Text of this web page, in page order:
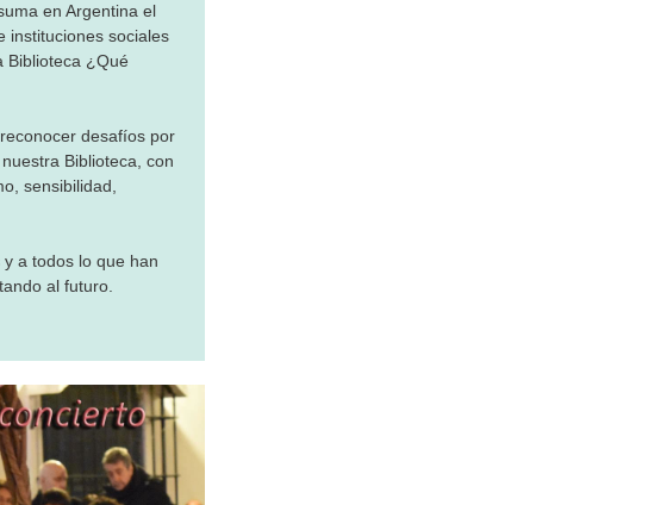
en Argentina el
instituciones sociales
Biblioteca ¿Qué
desafíos por
Biblioteca, con
sensibilidad,
a todos lo que han
al futuro.